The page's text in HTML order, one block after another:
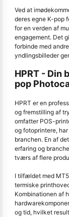
Ved at
deres egne K-pop
for en verden af
engagement. Det
forbinde med
yndlingsbilleder
HPRT - Din
pop
HPRT er en
og fremstilling af
omfatter POS-
og fotoprintere,
branchen. En af
erfaring og
tværs af flere
I tilfældet med
termiske
Kombinationen af
og tid, hvilket